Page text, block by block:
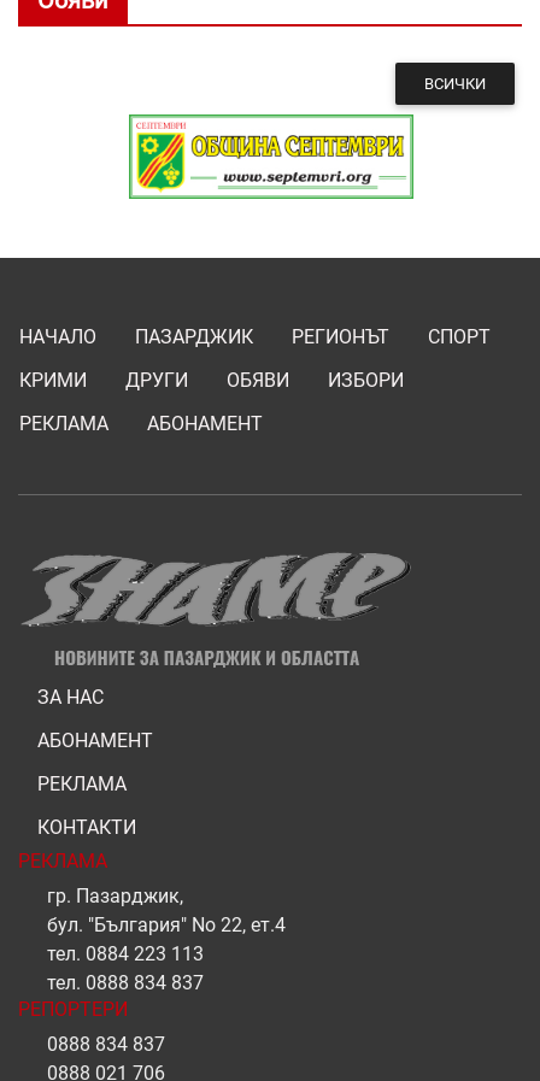
ВСИЧКИ
НАЧАЛО ПАЗАРДЖИК РЕГИОНЪТ
СПОРТ
КРИМИ
ДРУГИ ОБЯВИ
ИЗБОРИ
РЕКЛАМА
АБОНАМЕНТ
ЗА НАС
АБОНАМЕНТ
РЕКЛАМА
КОНТАКТИ
РЕКЛАМА
гр. Пазарджик,
бул. "България" No 22, ет.4
тел. 0884 223 113
тел. 0888 834 837
РЕПОРТЕРИ
0888 834 837
0888 021 706